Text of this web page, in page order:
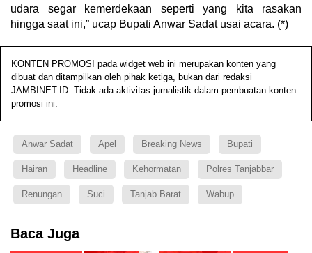
udara segar kemerdekaan seperti yang kita rasakan
hingga saat ini,” ucap Bupati Anwar Sadat usai acara. (*)
KONTEN PROMOSI pada widget web ini merupakan konten yang
dibuat dan ditampilkan oleh pihak ketiga, bukan dari redaksi
JAMBINET.ID. Tidak ada aktivitas jurnalistik dalam pembuatan konten
promosi ini.
Anwar Sadat Apel Breaking News Bupati
Hairan Headline Kehormatan Polres Tanjabbar
Renungan Suci Tanjab Barat Wabup
Baca Juga